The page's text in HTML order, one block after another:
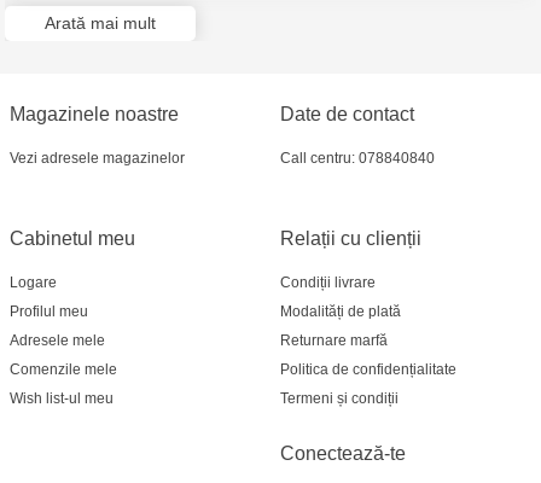
Multistore Soroca - bd. Ștefan cel Mare, 110
Jucărenia Bălți- EviMall, et2
coordonarea mână-ochi, înțelegerea relațiilor cauză-efect și
Arată mai mult
Magazinele noastre
Vezi adresele magazinelor
Relații cu clienții
Condiții livrare
Modalități de plată
Returnare marfă
Politica de confidențialitate
Termeni și condiții
Cabinetul meu
Logare
Profilul meu
Adresele mele
Comenzile mele
Wish list-ul meu
Date de contact
Call centru: 078840840
Conectează-te